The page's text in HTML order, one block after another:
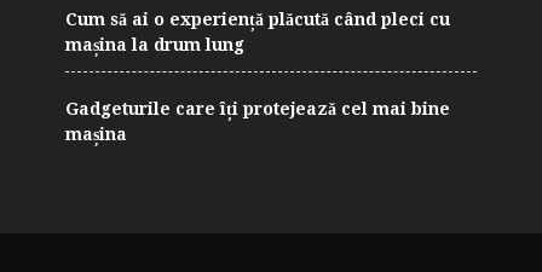
Cum să ai o experiență plăcută când pleci cu
mașina la drum lung
Gadgeturile care îți protejează cel mai bine
mașina